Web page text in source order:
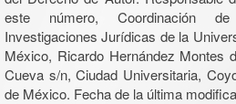
este número, Coordinación
Investigaciones Jurídicas de la
México, Ricardo Hernández Montes
Cueva s/n, Ciudad Universitaria,
de México. Fecha de la última